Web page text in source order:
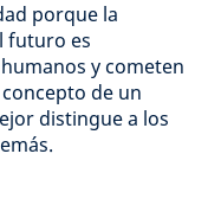
porque la
futuro es
y cometen
de un
distingue a los